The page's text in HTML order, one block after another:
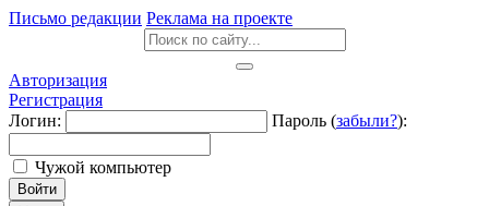
Письмо редакции Реклама на проекте
Авторизация
Регистрация
Логин:
Пароль (забыли?):
Чужой компьютер
Войти